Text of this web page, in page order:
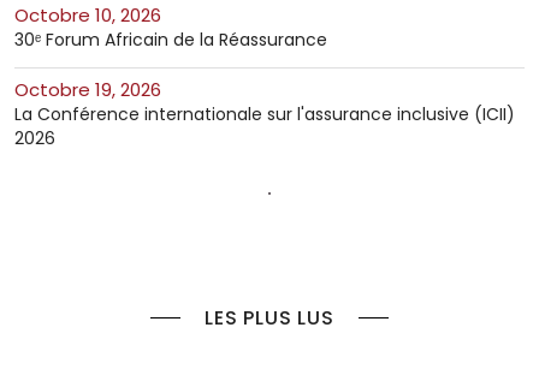
octobre 10, 2026
30ᵉ Forum Africain de la Réassurance
octobre 19, 2026
La Conférence internationale sur l'assurance inclusive (ICII)
2026
LES PLUS LUS